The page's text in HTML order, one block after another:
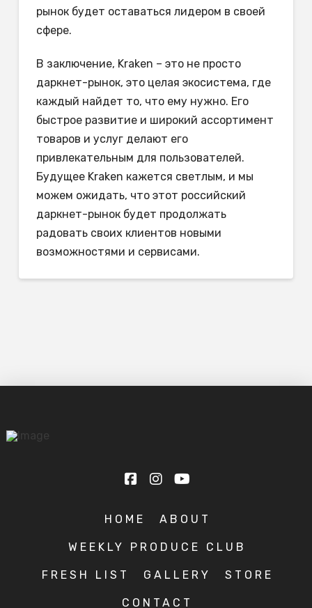
рынок будет оставаться лидером в своей
сфере.
В заключение, Kraken – это не просто
даркнет-рынок, это целая экосистема, где
каждый найдет то, что ему нужно. Его
быстрое развитие и широкий ассортимент
товаров и услуг делают его
привлекательным для пользователей.
Будущее Kraken кажется светлым, и мы
можем ожидать, что этот российский
даркнет-рынок будет продолжать
радовать своих клиентов новыми
возможностями и сервисами.
HOME ABOUT
WEEKLY PRODUCE CLUB
FRESH LIST GALLERY STORE
CONTACT